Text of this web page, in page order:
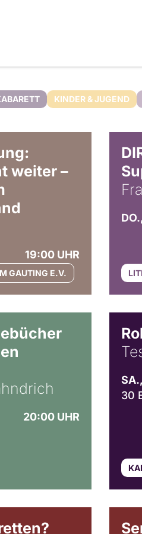
KINDER & JUGEND
weiter –
19:00 UHR
GAUTING E.V.
20:00 UHR
30